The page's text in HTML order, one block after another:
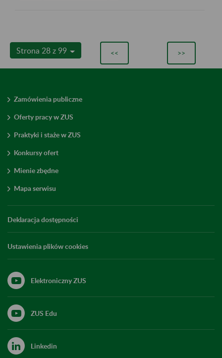
Strona 28 z 99 << >>
Zamówienia publiczne
Oferty pracy w ZUS
Praktyki i staże w ZUS
Konkursy ofert
Mienie zbędne
Mapa serwisu
Deklaracja dostępności
Ustawienia plików cookies
Elektroniczny ZUS
ZUS Edu
Linkedin